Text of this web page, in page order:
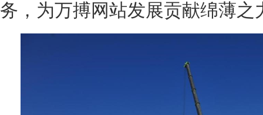
务，为万搏网站发展贡献绵薄之